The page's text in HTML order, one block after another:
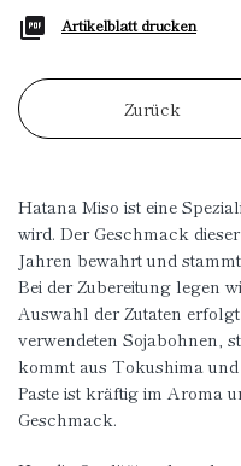
Artikelblatt drucken
Zurück
Hatana Miso ist eine
wird. Der Geschmack
Jahren bewahrt und
Bei der Zubereitung legen
Auswahl der Zutaten
verwendeten Sojabohnen,
kommt aus Tokushima und
Paste ist kräftig im Aroma
Geschmack.